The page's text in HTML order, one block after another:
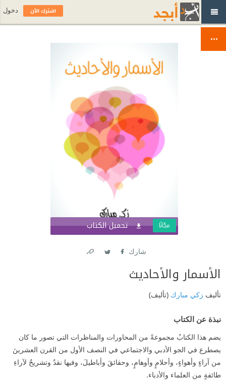
تحميل الكتاب مجّانًا
شارك
الأسمار والأحاديث
تأليف زكي مبارك (تأليف)
نبذة عن الكتاب
يضم هذا الكتابُ مجموعةً من المحاورات والمناظرات التي تصور ما كان
يصطرع في الجو الأدبي والاجتماعي في النصف الأول من القرن العشرينَ
من آراءٍ وأهواءٍ، وأحلامٍ وأوهامٍ، وحقائقَ وأباطيلَ، وفيها نقدٌ وتشريحٌ لآراءِ
طائفةٍ من العلماء والأدباء.
اشترك الآن دخول